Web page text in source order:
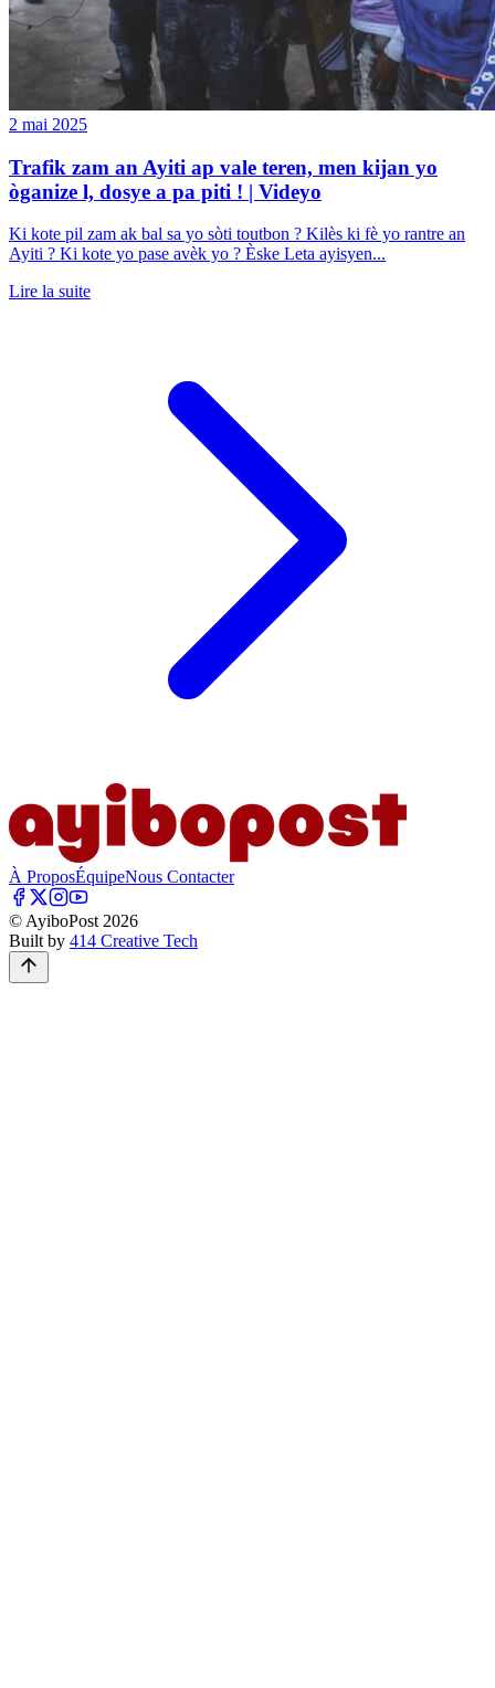
2 mai 2025
Trafik zam an Ayiti ap vale teren, men kijan yo
òganize l, dosye a pa piti ! | Videyo
Ki kote pil zam ak bal sa yo sòti toutbon ? Kilès ki fè yo rantre an
Ayiti ? Ki kote yo pase avèk yo ? Èske Leta ayisyen...
Lire la suite
À ProposÉquipeNous Contacter
© AyiboPost 2026
Built by 414 Creative Tech